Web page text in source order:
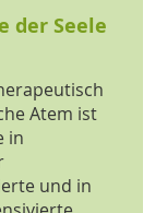
der Seele
Atem ist
in
und in